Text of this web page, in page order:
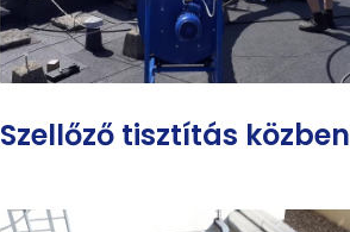
Szellőző tisztítás közben